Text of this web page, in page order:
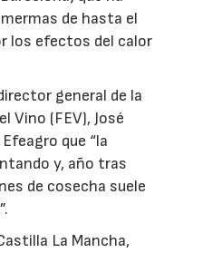
de hasta el
los efectos del calor
general de la
Vino (FEV), José
que “la
y, año tras
de cosecha suele
La Mancha,